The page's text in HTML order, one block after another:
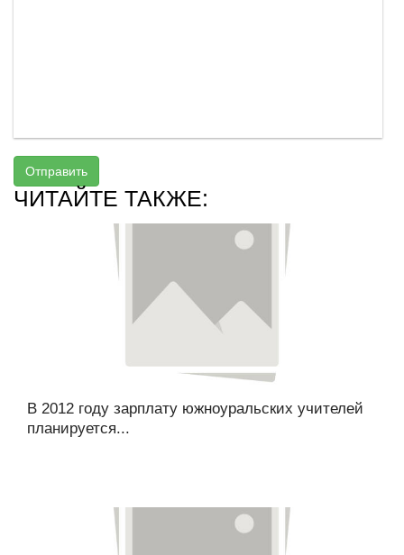
Отправить
ЧИТАЙТЕ ТАКЖЕ:
В 2012 году зарплату южноуральских учителей
планируется...